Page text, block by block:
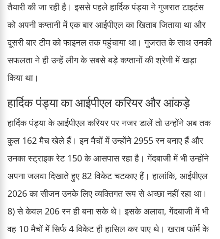
तैयारी की जा रही है। इससे पहले हार्दिक पंड्या ने गुजरात टाइटंस
को अपनी कप्तानी में एक बार आईपीएल का खिताब जिताया था और
दूसरी बार टीम को फाइनल तक पहुंचाया था। गुजरात के साथ उनकी
सफलता ने ही उन्हें लीग के सबसे बड़े कप्तानों की श्रेणी में खड़ा
किया था।
हार्दिक पंड्या का आईपीएल करियर और आंकड़े
हार्दिक पंड्या के आईपीएल करियर पर नजर डालें तो उन्होंने अब तक
कुल 162 मैच खेले हैं। इन मैचों में उन्होंने 2955 रन बनाए हैं और
उनका स्ट्राइक रेट 150 के आसपास रहा है। गेंदबाजी में भी उन्होंने
अपना जलवा दिखाते हुए 82 विकेट चटकाए हैं। हालांकि, आईपीएल
2026 का सीजन उनके लिए व्यक्तिगत रूप से अच्छा नहीं रहा था।
8) से केवल 206 रन ही बना सके थे। इसके अलावा, गेंदबाजी में भी
वह 10 मैचों में सिर्फ 4 विकेट ही हासिल कर पाए थे। खराब फॉर्म के